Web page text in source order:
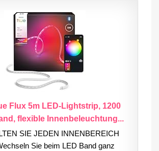
Flux 5m LED-Lightstrip, 1200
flexible Innenbeleuchtung...
SIE JEDEN INNENBEREICH
Sie beim LED Band ganz